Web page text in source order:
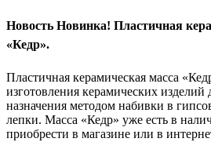
Новость Новинка! Пластичная
«Кедр».
Пластичная керамическая масса
изготовления керамических изделий
назначения методом набивки в
лепки. Масса «Кедр» уже есть в
приобрести в магазине или в